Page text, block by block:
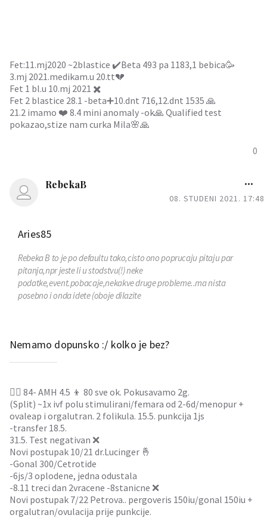
0
Fet:11.mj2020 ~2blastice ✔️Beta 493 pa 1183,1 bebica🥳
3.mj 2021.medikam.u 20.tt💔
Fet 1 bl.u 10.mj 2021 ✖️
Fet 2 blastice 28.1 -beta➕10.dnt 716,12.dnt 1535 🙏
21.2 imamo ❤️ 8.4 mini anomaly -ok🙏 Qualified test
pokazao,stize nam curka Mila🌸🙏
RebekaB
08. STUDENI 2021. 17:48
Aries85
Rebeka B to je po defaultu tako,cisto ono poprucaju pitaju par
pitanja,npr jeste li u stodstvu(!) neke
podatke,event.pobacaje,nekakve druge probleme..ma nista
posebno i onda idete (oboje dilazite
pokrivaju.Dodju ti kromozomi na papiru i bas se vidi onako dna
Nemamo dopunsko :/ kolko je bez?
👱‍♀️ 84- AMH 4.5 👦 80 sve ok. Pokusavamo 2g.
(Split) ~1x ivf polu stimulirani/femara od 2-6d/menopur +
ovaleap i orgalutran. 2 folikula. 15.5. punkcija 1js
-transfer 18.5.
31.5. Test negativan ❌
Novi postupak 10/21 dr.Lucinger 🤞
-Gonal 300/Cetrotide
-6js/3 oplodene, jedna odustala
-8.11 treci dan 2vracene -8stanicne ❌
Novi postupak 7/22 Petrova.. pergoveris 150iu/gonal 150iu +
orgalutran/ovulacija prije punkcije.